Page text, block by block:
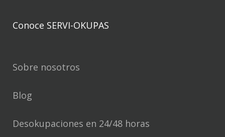
Conoce SERVI-OKUPAS
Sobre nosotros
Blog
Desokupaciones en 24/48 horas